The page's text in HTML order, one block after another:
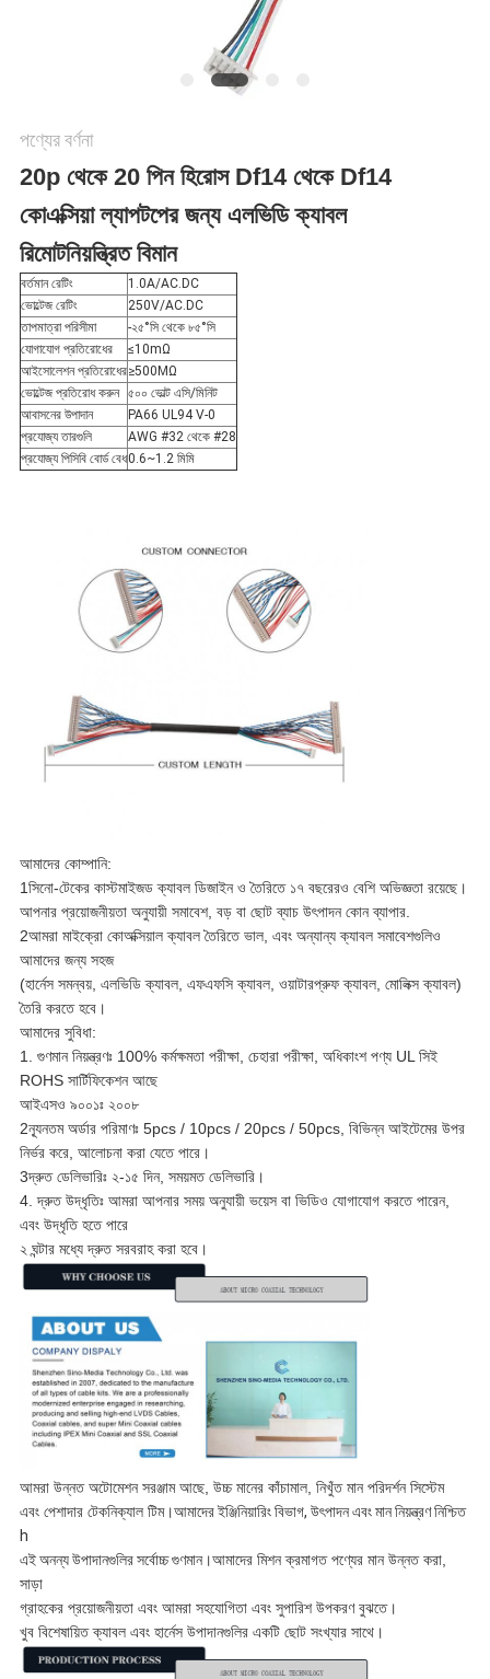
গোপনীয়তা
নীতি
পণ্যের বর্ণনা
20p থেকে 20 পিন হিরোস Df14 থেকে Df14
কোএক্সিয়া ল্যাপটপের জন্য এলভিডি ক্যাবল
রিমোটনিয়ন্ত্রিত বিমান
বর্তমান রেটিং
1.0A/AC.DC
ভোল্টেজ রেটিং
250V/AC.DC
তাপমাত্রা পরিসীমা
-২৫°সি থেকে ৮৫°সি
যোগাযোগ প্রতিরোধের
≤10mΩ
আইসোলেশন প্রতিরোধের≥500MΩ
ভোল্টেজ প্রতিরোধ করুন ৫০০ ভোল্ট এসি/মিনিট
আবাসনের উপাদান
PA66 UL94 V-0
প্রযোজ্য তারগুলি
AWG #32 থেকে #28
প্রযোজ্য পিসিবি বোর্ড বেধ0.6~1.2 মিমি
আমাদের কোম্পানি:
1সিনো-টেকের কাস্টমাইজড ক্যাবল ডিজাইন ও তৈরিতে ১৭ বছরেরও বেশি অভিজ্ঞতা রয়েছে।
আপনার প্রয়োজনীয়তা অনুযায়ী সমাবেশ, বড় বা ছোট ব্যাচ উৎপাদন কোন ব্যাপার.
2আমরা মাইক্রো কোঅক্সিয়াল ক্যাবল তৈরিতে ভাল, এবং অন্যান্য ক্যাবল সমাবেশগুলিও
আমাদের জন্য সহজ
(হার্নেস সমন্বয়, এলভিডি ক্যাবল, এফএফসি ক্যাবল, ওয়াটারপ্রুফ ক্যাবল, মোলিক্স ক্যাবল)
তৈরি করতে হবে।
আমাদের সুবিধা:
1. গুণমান নিয়ন্ত্রণঃ 100% কর্মক্ষমতা পরীক্ষা, চেহারা পরীক্ষা, অধিকাংশ পণ্য UL সিই
ROHS সার্টিফিকেশন আছে
আইএসও ৯০০১ঃ ২০০৮
2ন্যূনতম অর্ডার পরিমাণঃ 5pcs / 10pcs / 20pcs / 50pcs, বিভিন্ন আইটেমের উপর
নির্ভর করে, আলোচনা করা যেতে পারে।
3দ্রুত ডেলিভারিঃ ২-১৫ দিন, সময়মত ডেলিভারি।
4. দ্রুত উদ্ধৃতিঃ আমরা আপনার সময় অনুযায়ী ভয়েস বা ভিডিও যোগাযোগ করতে পারেন,
এবং উদ্ধৃতি হতে পারে
২ ঘন্টার মধ্যে দ্রুত সরবরাহ করা হবে।
আমরা উন্নত অটোমেশন সরঞ্জাম আছে, উচ্চ মানের কাঁচামাল, নিখুঁত মান পরিদর্শন সিস্টেম
এবং পেশাদার টেকনিক্যাল টিম।আমাদের ইঞ্জিনিয়ারিং বিভাগ, উৎপাদন এবং মান নিয়ন্ত্রণ নিশ্চিত
h
এই অনন্য উপাদানগুলির সর্বোচ্চ গুণমান।আমাদের মিশন ক্রমাগত পণ্যের মান উন্নত করা,
সাড়া
গ্রাহকের প্রয়োজনীয়তা এবং আমরা সহযোগিতা এবং সুপারিশ উপকরণ বুঝতে।
খুব বিশেষায়িত ক্যাবল এবং হার্নেস উপাদানগুলির একটি ছোট সংখ্যার সাথে।